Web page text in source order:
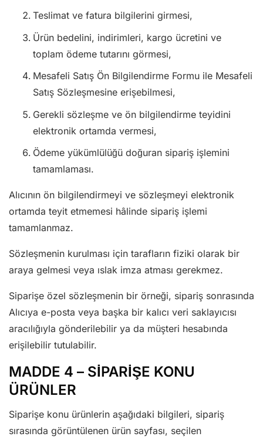
Teslimat ve fatura bilgilerini girmesi,
Ürün bedelini, indirimleri, kargo ücretini ve
toplam ödeme tutarını görmesi,
Mesafeli Satış Ön Bilgilendirme Formu ile Mesafeli
Satış Sözleşmesine erişebilmesi,
Gerekli sözleşme ve ön bilgilendirme teyidini
elektronik ortamda vermesi,
Ödeme yükümlülüğü doğuran sipariş işlemini
tamamlaması.
Alıcının ön bilgilendirmeyi ve sözleşmeyi elektronik
ortamda teyit etmemesi hâlinde sipariş işlemi
tamamlanmaz.
Sözleşmenin kurulması için tarafların fiziki olarak bir
araya gelmesi veya ıslak imza atması gerekmez.
Siparişe özel sözleşmenin bir örneği, sipariş sonrasında
Alıcıya e-posta veya başka bir kalıcı veri saklayıcısı
aracılığıyla gönderilebilir ya da müşteri hesabında
erişilebilir tutulabilir.
MADDE 4 – SİPARİŞE KONU
ÜRÜNLER
Siparişe konu ürünlerin aşağıdaki bilgileri, sipariş
sırasında görüntülenen ürün sayfası, seçilen